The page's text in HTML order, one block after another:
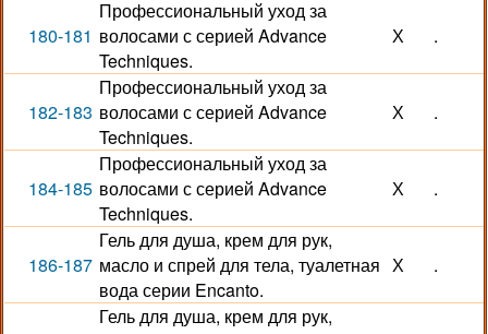
180-181
Профессиональный уход за
волосами с серией Advance
Techniques.
Х .
182-183
Профессиональный уход за
волосами с серией Advance
Techniques.
Х .
184-185
Профессиональный уход за
волосами с серией Advance
Techniques.
Х .
186-187
Гель для душа, крем для рук,
масло и спрей для тела, туалетная
вода серии Encanto.
Х .
Гель для душа, крем для рук,